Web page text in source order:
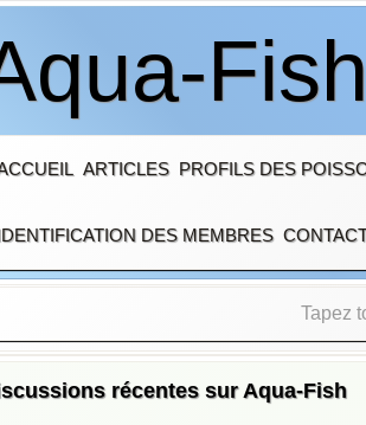
ARTICLES PROFILS DES
DES MEMBRES
récentes sur Aqua-Fish